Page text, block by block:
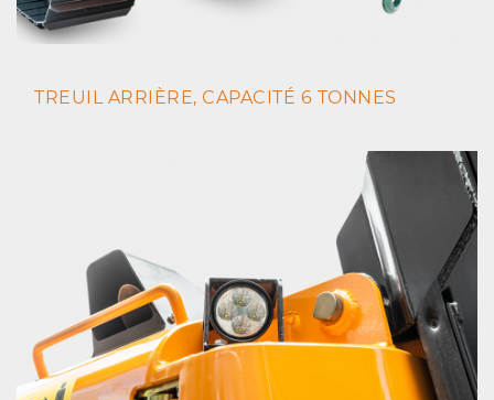
TREUIL ARRIÈRE, CAPACITÉ 6 TONNES